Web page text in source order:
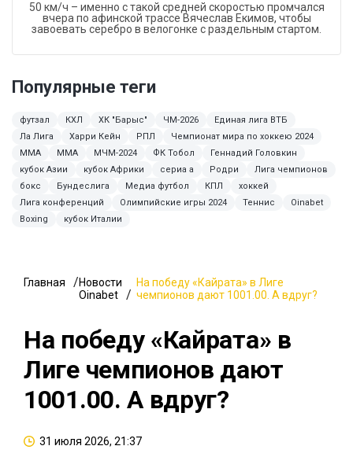
50 км/ч – именно с такой средней скоростью промчался
вчера по афинской трассе Вячеслав Екимов, чтобы
завоевать серебро в велогонке с раздельным стартом.
Популярные теги
футзал КХЛ ХК "Барыс" ЧМ-2026
Единая лига ВТБ
Ла Лига
Харри Кейн РПЛ
Чемпионат мира по хоккею 2024
MMA
ММА МЧМ-2024 ФК Тобол
Геннадий Головкин
кубок Азии
кубок Африки сериа а Родри
Лига чемпионов
бокс
Бундеслига Медиа футбол КПЛ
хоккей
Лига конференций
Олимпийские игры 2024 Теннис
Oinabet
Boxing
кубок Италии
Главная
Новости
Oinabet
На победу «Кайрата» в Лиге
чемпионов дают 1001.00. А вдруг?
На победу «Кайрата» в
Лиге чемпионов дают
1001.00. А вдруг?
31 июля 2026, 21:37